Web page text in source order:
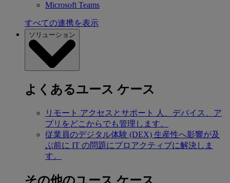
Microsoft Teams
すべての連携を表示
ソリューション
よくあるユース ケース
リモート アクセスとサポート
人、デバイス、ア
プリをどこからでも管理します。
従業員のデジタル体験 (DEX) 生産性へ影響が及
ぶ前に IT の問題にプロアクティブに解決しま
す。
その他のユース ケース